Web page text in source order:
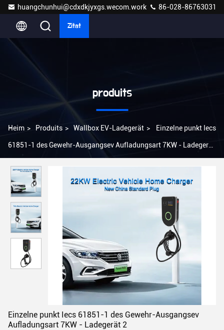
huangchunhui@cdxdkjyxgs.wecom.work 86-028-86763031
Zitat
produits
Heim > Produits > Wallbox EV-Ladegerät > Einzelne punkt Iecs
61851-1 des Gewehr-Ausgangsev Aufladungsart 7KW - Ladegerät
Einzelne punkt Iecs 61851-1 des Gewehr-Ausgangsev
Aufladungsart 7KW - Ladegerät 2